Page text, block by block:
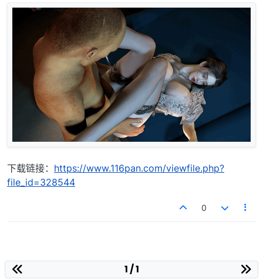
下载链接： https://www.116pan.com/viewfile.php?
file_id=328544
0
1 / 1